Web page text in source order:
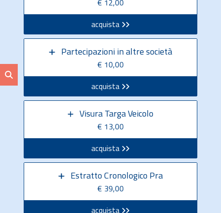
€ 12,00
acquista
Partecipazioni in altre società
€ 10,00
acquista
Visura Targa Veicolo
€ 13,00
acquista
Estratto Cronologico Pra
€ 39,00
acquista